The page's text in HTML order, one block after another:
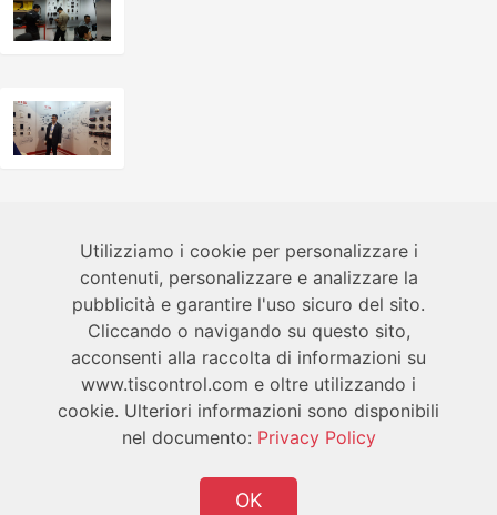
Informazioni
Tecnico
Utente
Utilizziamo i cookie per personalizzare i
contenuti, personalizzare e analizzare la
pubblicità e garantire l'uso sicuro del sito.
Cliccando o navigando su questo sito,
acconsenti alla raccolta di informazioni su
www.tiscontrol.com e oltre utilizzando i
cookie. Ulteriori informazioni sono disponibili
nel documento: Privacy Policy
OK